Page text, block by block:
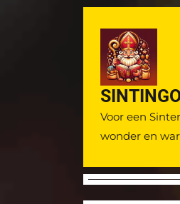
Voor een
wonder en